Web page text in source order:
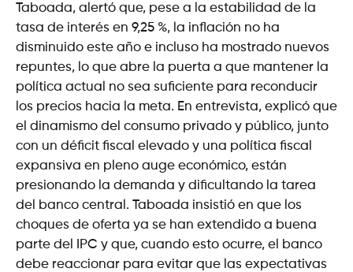
Taboada, alertó que, pese a la estabilidad de la
tasa de interés en 9,25 %, la inflación no ha
disminuido este año e incluso ha mostrado nuevos
repuntes, lo que abre la puerta a que mantener la
política actual no sea suficiente para reconducir
los precios hacia la meta. En entrevista, explicó que
el dinamismo del consumo privado y público, junto
con un déficit fiscal elevado y una política fiscal
expansiva en pleno auge económico, están
presionando la demanda y dificultando la tarea
del banco central. Taboada insistió en que los
choques de oferta ya se han extendido a buena
parte del IPC y que, cuando esto ocurre, el banco
debe reaccionar para evitar que las expectativas